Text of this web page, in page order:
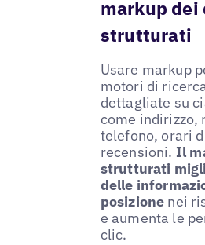
markup dei
strutturati
Usare markup
motori di
dettagliate su
come indirizzo,
telefono, orari
recensioni. Il
strutturati
delle
posizione nei
e aumenta le
clic.